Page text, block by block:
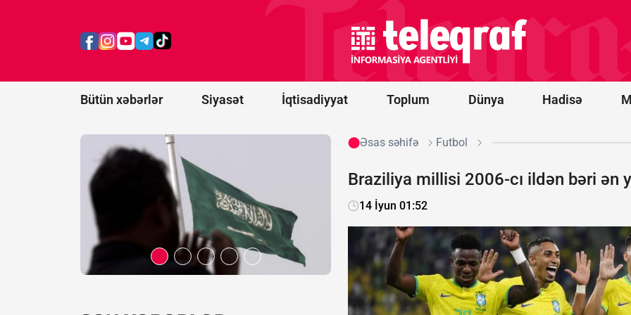
Bütün xəbərlər Siyasət İqtisadiyyat Toplum Dünya Hadisə
nəticəsində
yaralanıb
Belarus
"Euronews"u
ekstremist
resurslar
siyahısına
Əsas səhifə Futbol
Braziliya millisi 2006-cı ildən bəri ən
14 İyun 01:52